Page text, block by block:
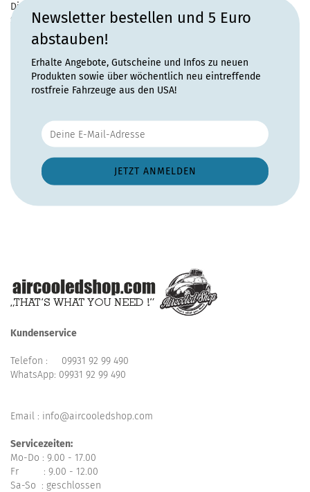
Diesen Artikel haben wir am Donnerstag, 7. Februar 2013 in den
Shop aufgenommen.
Newsletter bestellen und 5 Euro
abstauben!
Erhalte Angebote, Gutscheine und Infos zu neuen
Produkten sowie über wöchentlich neu eintreffende
rostfreie Fahrzeuge aus den USA!
Kundenservice
Telefon : 09931 92 99 490
WhatsApp: 09931 92 99 490
Email : info@aircooledshop.com
Servicezeiten:
Mo-Do : 9.00 - 17.00
Fr : 9.00 - 12.00
Sa-So : geschlossen